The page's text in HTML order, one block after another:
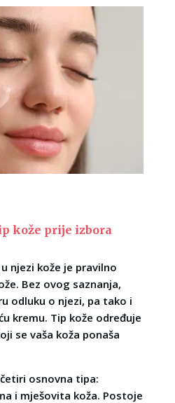
kože prije izbora
njezi kože je pravilno
Bez ovog saznanja,
odluku o njezi, pa tako i
kremu. Tip kože određuje
se vaša koža ponaša
osnovna tipa:
i mješovita koža. Postoje